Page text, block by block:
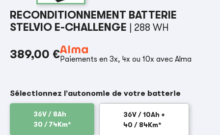
RECONDITIONNEMENT BATTERIE
STELVIO E-CHALLENGE
| 288 WH
389,00 €Paiements en 3x, 4x ou 10x avec Alma
Sélectionnez l'autonomie de votre batterie
36V / 8Ah
30 / 74Km*
36V / 10Ah +
40 / 84Km*